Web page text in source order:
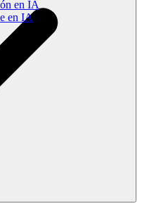
en IA
en IA